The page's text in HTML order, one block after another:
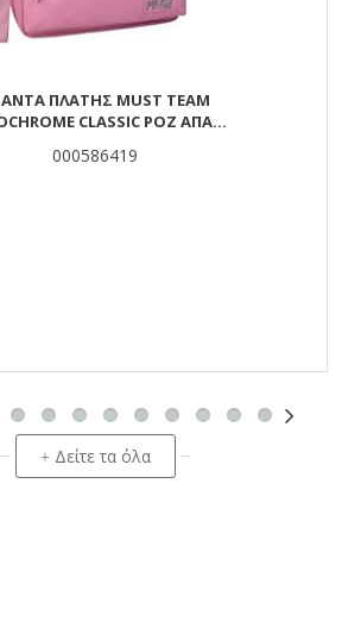
ΠΛΆΤΗΣ MUST TEAM
CLASSIC ΡΟΖ ΑΠΑΛΌ
000586419
+ Δείτε τα όλα